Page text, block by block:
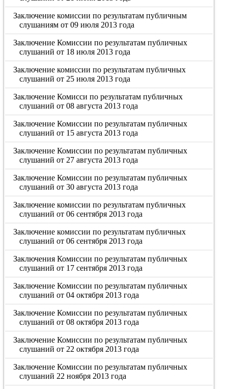
Заключение комиссии по результатам публичным
слушаниям от 09 июля 2013 года
Заключение Комиссии по результатам публичных
слушаний от 18 июля 2013 года
Заключение комиссии по результатам публичных
слушаний от 25 июля 2013 года
Заключение Комисси по результатам публичных
слушаний от 08 августа 2013 года
Заключение Комиссии по результатам публичных
слушаний от 15 августа 2013 года
Заключение Комиссии по результатам публичных
слушаний от 27 августа 2013 года
Заключение Комиссии по результатам публичных
слушаний от 30 августа 2013 года
Заключение комиссии по результатам публичных
слушаний от 06 сентября 2013 года
Заключение комиссии по результатам публичных
слушаний от 06 сентября 2013 года
Заключения Комиссии по результатам публичных
слушаний от 17 сентября 2013 года
Заключение Комиссии по результатам публичных
слушаний от 04 октября 2013 года
Заключение Комиссии по результатам публичных
слушаний от 08 октября 2013 года
Заключение Комиссии по результатам публичных
слушаний от 22 октября 2013 года
Заключение Комиссии по результатам публичных
слушаний 22 ноября 2013 года